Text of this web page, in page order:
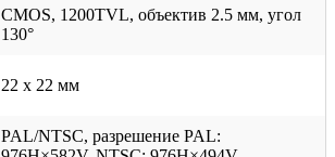
CMOS, 1200TVL, объектив 2.5 мм, угол
130°
22 x 22 мм
PAL/NTSC, разрешение PAL: